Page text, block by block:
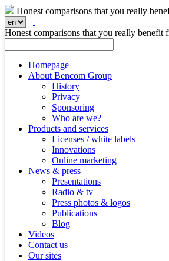
Honest comparisons that you really
Honest comparisons that you really benefit
Homepage
About Bencom Group
History
Privacy
Sponsoring
Who are we?
Products and services
Licenses / white labels
Innovations
Online marketing
News & press
Presentations
Radio & tv
Press photos & logos
Publications
Blog
Videos
Contact us
Our sites